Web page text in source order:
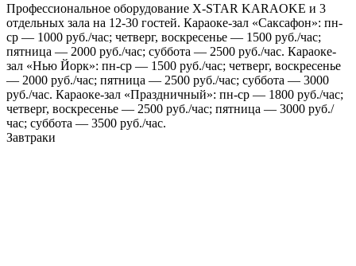
Профессиональное оборудование X-STAR KARAOKE и 3
отдельных зала на 12-30 гостей. Караоке-зал «Саксафон»: пн-
ср — 1000 руб./час; четверг, воскресенье — 1500 руб./час;
пятница — 2000 руб./час; суббота — 2500 руб./час. Караоке-
зал «Нью Йорк»: пн-ср — 1500 руб./час; четверг, воскресенье
— 2000 руб./час; пятница — 2500 руб./час; суббота — 3000
руб./час. Караоке-зал «Праздничный»: пн-ср — 1800 руб./час;
четверг, воскресенье — 2500 руб./час; пятница — 3000 руб./
час; суббота — 3500 руб./час.
Завтраки